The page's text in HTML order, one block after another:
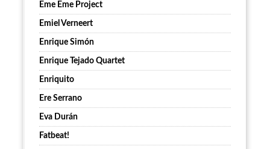
Eme Eme Project
Emiel Verneert
Enrique Simón
Enrique Tejado Quartet
Enriquito
Ere Serrano
Eva Durán
Fatbeat!